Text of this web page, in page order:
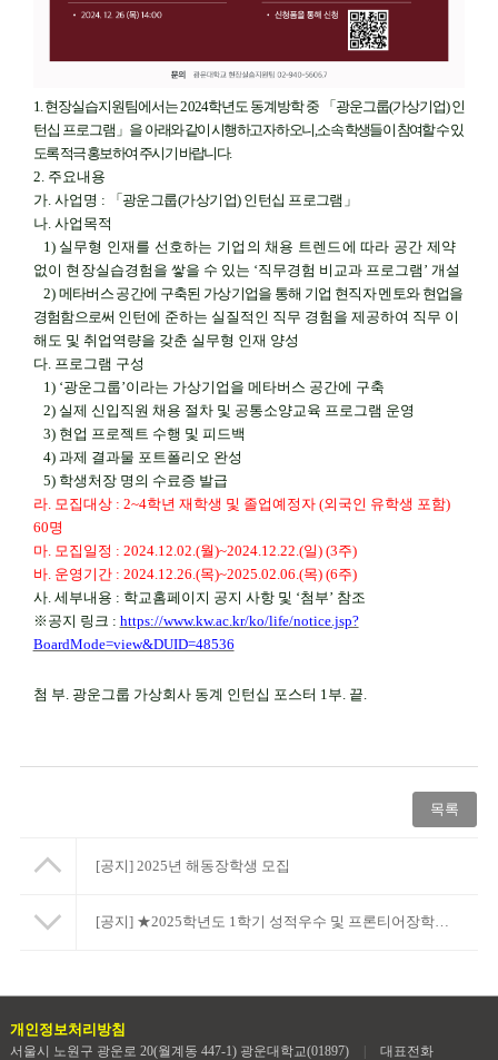
1.현장실습지원팀에서는2024학년도 동계방학 중 「 광운그룹(가상기업)인
턴십 프로그램 」 을 아래와 같이 시행하고자 하오니,소속 학생들이 참여할 수 있
도록 적극 홍보하여 주시기 바랍니다.
2. 주요내용
가. 사업명 : 「 광운그룹(가상기업) 인턴십 프로그램 」
나. 사업목적
1) 실무형 인재를 선호하는 기업의 채용 트렌드에 따라 공간 제약
없이 현장실습경험을 쌓을 수 있는 ‘직무경험 비교과 프로그램 ’개설
2) 메타버스 공간에 구축된 가상기업을 통해 기업 현직자 멘토와 현업을
경험함으로써 인턴에 준하는 실질적인 직무 경험을 제공하여 직무 이
해도 및 취업역량을 갖춘 실무형 인재 양성
다. 프로그램 구성
1) ‘광운그룹’이라는 가상기업을 메타버스 공간에 구축
2) 실제 신입직원 채용 절차 및 공통소양교육 프로그램 운영
3) 현업 프로젝트 수행 및 피드백
4) 과제 결과물 포트폴리오 완성
5) 학생처장 명의 수료증 발급
라. 모집대상 : 2~4학년 재학생 및 졸업예정자 (외국인 유학생 포함)
60명
마. 모집일정 : 2024.12.02.(월)~2024.12.22.(일) (3주)
바. 운영기간 : 2024.12.26.(목)~2025.02.06.(목) (6주)
사. 세부내용 : 학교홈페이지 공지 사항 및 ‘첨부’ 참조
※ 공지 링크 : https://www.kw.ac.kr/ko/life/notice.jsp?
BoardMode=view&DUID=48536
첨 부. 광운그룹 가상회사 동계 인턴십 포스터 1부. 끝.
목록
[공지] 2025년 해동장학생 모집
[공지] ★2025학년도 1학기 성적우수 및 프론티어장학금 신청 안내
개인정보처리방침
서울시 노원구 광운로 20(월계동 447-1) 광운대학교(01897) 대표전화